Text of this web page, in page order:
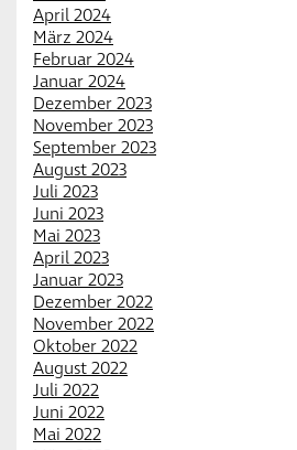
April 2024
März 2024
Februar 2024
Januar 2024
Dezember 2023
November 2023
September 2023
August 2023
Juli 2023
Juni 2023
Mai 2023
April 2023
Januar 2023
Dezember 2022
November 2022
Oktober 2022
August 2022
Juli 2022
Juni 2022
Mai 2022